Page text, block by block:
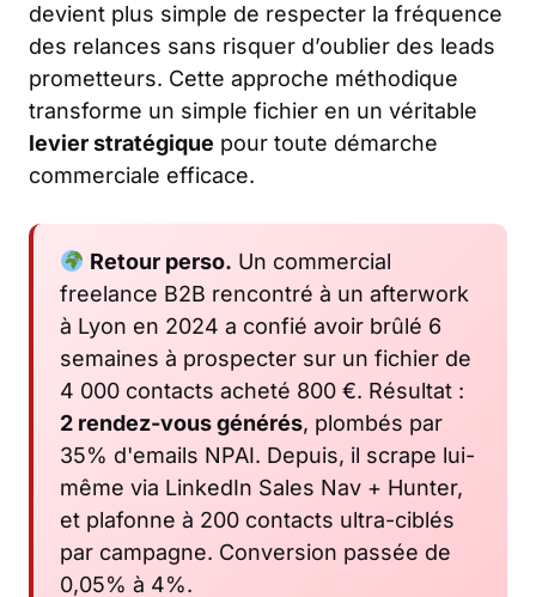
devient plus simple de respecter la fréquence
des relances sans risquer d’oublier des leads
prometteurs. Cette approche méthodique
transforme un simple fichier en un véritable
levier stratégique pour toute démarche
commerciale efficace.
Retour perso. Un commercial
freelance B2B rencontré à un afterwork
à Lyon en 2024 a confié avoir brûlé 6
semaines à prospecter sur un fichier de
4 000 contacts acheté 800 €. Résultat :
2 rendez-vous générés, plombés par
35% d'emails NPAI. Depuis, il scrape lui-
même via LinkedIn Sales Nav + Hunter,
et plafonne à 200 contacts ultra-ciblés
par campagne. Conversion passée de
0,05% à 4%.